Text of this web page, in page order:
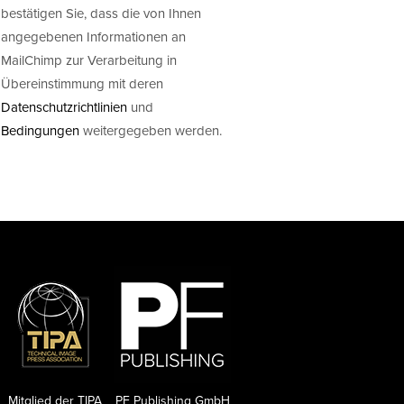
bestätigen Sie, dass die von Ihnen
angegebenen Informationen an
MailChimp zur Verarbeitung in
Übereinstimmung mit deren
Datenschutzrichtlinien und
Bedingungenweitergegeben werden.
PF Publishing GmbH
Mitglied der TIPA